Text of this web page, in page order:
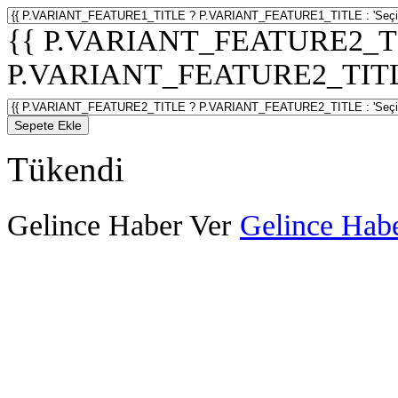
{{
Sepete Ekle
Tükendi
Gelince Haber Ver Gelince